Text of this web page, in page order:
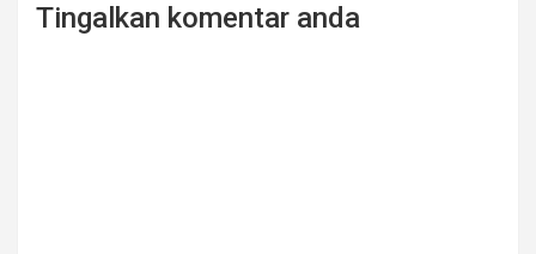
Tingalkan komentar anda